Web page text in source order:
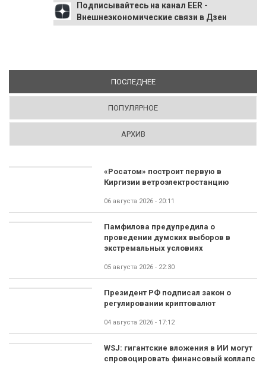
Подписывайтесь на канал EER -
Внешнеэкономические связи в Дзен
ПОСЛЕДНЕЕ(АКТИВНАЯ ВКЛАДКА)
ПОПУЛЯРНОЕ
АРХИВ
«Росатом» построит первую в
Киргизии ветроэлектростанцию
06 августа 2026 - 20:11
Памфилова предупредила о
проведении думских выборов в
экстремальных условиях
05 августа 2026 - 22:30
Президент РФ подписал закон о
регулировании криптовалют
04 августа 2026 - 17:12
WSJ: гигантские вложения в ИИ могут
спровоцировать финансовый коллапс